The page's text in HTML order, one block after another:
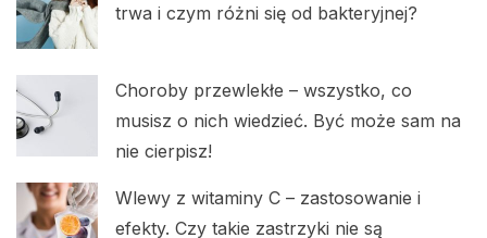
trwa i czym różni się od bakteryjnej?
Choroby przewlekłe – wszystko, co
musisz o nich wiedzieć. Być może sam na
nie cierpisz!
Wlewy z witaminy C – zastosowanie i
efekty. Czy takie zastrzyki nie są